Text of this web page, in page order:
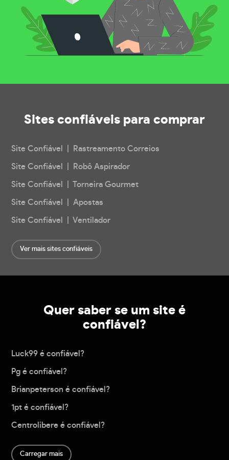
Sites confiáveis para comprar
Site Confiável | Rastreamento Correios
Site Confiável | Robô Aspirador
Site Confiável | Torneira Gourmet
Site Confiável | Apostas
Site Confiável | Ventilador
Ver mais sites confiáveis
Quer saber se um site é
confiável?
Luck99 é confiável?
Pg é confiável?
Brianpeterson é confiável?
1pt é confiável?
Centrolibere é confiável?
Carregar mais